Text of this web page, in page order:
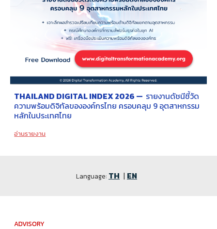
THAILAND DIGITAL INDEX 2026 — รายงานดัชนีชี้วัด
ความพร้อมดิจิทัลขององค์กรไทย ครอบคลุม 9 อุตสาหกรรม
หลักในประเทศไทย
อ่านรายงาน
Language: TH | EN
ADVISORY